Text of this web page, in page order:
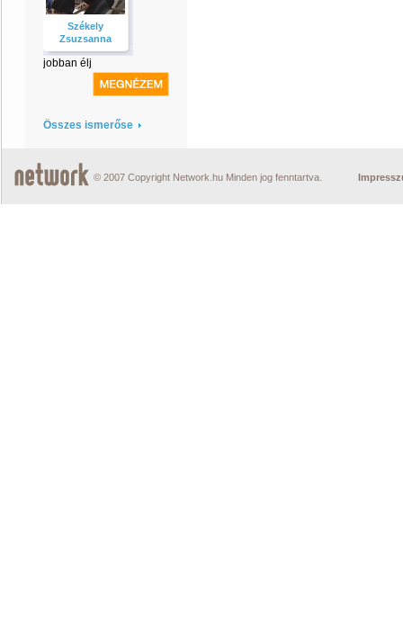
Székely
Zsuzsanna
jobban élj
Összes ismerőse
© 2007 Copyright Network.hu Minden jog fenntartva.